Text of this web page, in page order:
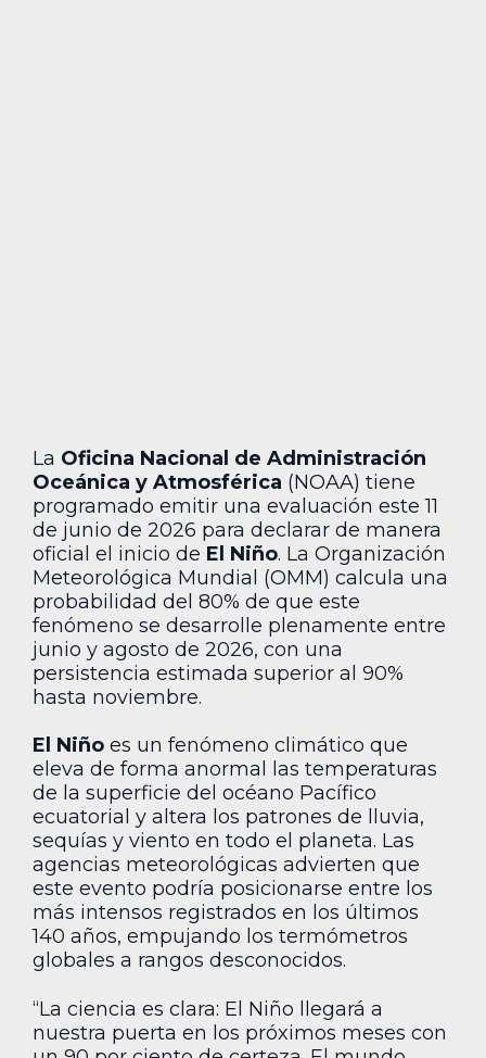
La Oficina Nacional de Administración
Oceánica y Atmosférica (NOAA) tiene
programado emitir una evaluación este 11
de junio de 2026 para declarar de manera
oficial el inicio de El Niño. La Organización
Meteorológica Mundial (OMM) calcula una
probabilidad del 80% de que este
fenómeno se desarrolle plenamente entre
junio y agosto de 2026, con una
persistencia estimada superior al 90%
hasta noviembre.
El Niño es un fenómeno climático que
eleva de forma anormal las temperaturas
de la superficie del océano Pacífico
ecuatorial y altera los patrones de lluvia,
sequías y viento en todo el planeta. Las
agencias meteorológicas advierten que
este evento podría posicionarse entre los
más intensos registrados en los últimos
140 años, empujando los termómetros
globales a rangos desconocidos.
“La ciencia es clara: El Niño llegará a
nuestra puerta en los próximos meses con